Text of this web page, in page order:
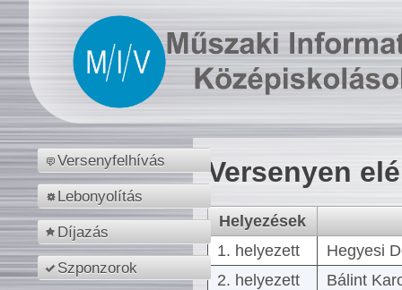
Versenyfelhívás
Lebonyolítás
Díjazás
Szponzorok
Versenyen
Helyezések
1. helyezett
Hegyesi
2. helyezett
Bálint